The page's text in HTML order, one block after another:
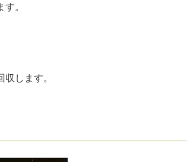
。
します。